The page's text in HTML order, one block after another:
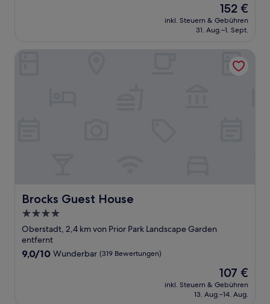
Der
Preis
beträgt
152 €
inkl. Steuern & Gebühren
31. Aug.–1. Sept.
Brocks Guest House
Brocks Guest House
4.0-
Sterne-
Unterkunft
Oberstadt, 2,4 km von Prior Park Landscape Garden
entfernt
9.0
9,0/10 Wunderbar (319 Bewertungen)
Der
Preis
beträgt
107 €
inkl. Steuern & Gebühren
13. Aug.–14. Aug.